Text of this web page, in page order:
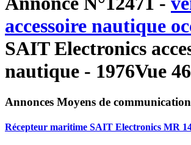
accessoire nautique
SAIT Electronics
nautique - 1976Vue
Annonces Moyens de communication
Récepteur maritime SAIT Electronics MR